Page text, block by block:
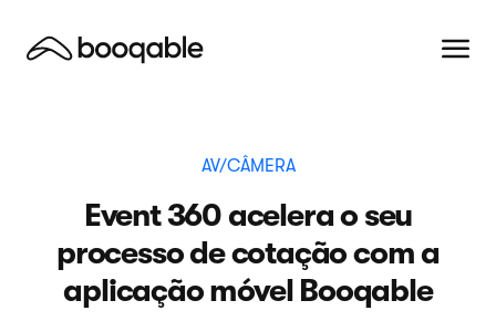
AV/CÂMERA
Event 360 acelera o seu
processo de cotação com a
aplicação móvel Booqable